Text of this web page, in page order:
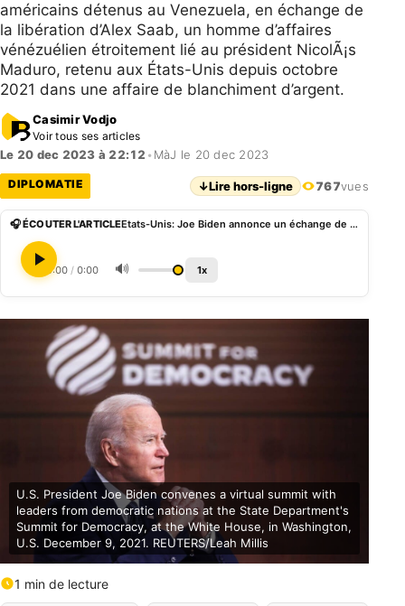
américains détenus au Venezuela, en échange de
la libération d’Alex Saab, un homme d’affaires
vénézuélien étroitement lié au président NicolÃ¡s
Maduro, retenu aux États-Unis depuis octobre
2021 dans une affaire de blanchiment d’argent.
Casimir Vodjo
Voir tous ses articles
Le 20 dec 2023 à 22:12 • MàJ le 20 dec 2023
DIPLOMATIE ↓Lire hors-ligne 767vues
🎧 ÉCOUTER L'ARTICLE Etats-Unis: Joe Biden annonce un échange de prisonniers avec le Venezuéla
0:00 / 0:00 🔊 1x
U.S. President Joe Biden convenes a virtual summit with
leaders from democratic nations at the State Department's
Summit for Democracy, at the White House, in Washington,
U.S. December 9, 2021. REUTERS/Leah Millis
1 min de lecture